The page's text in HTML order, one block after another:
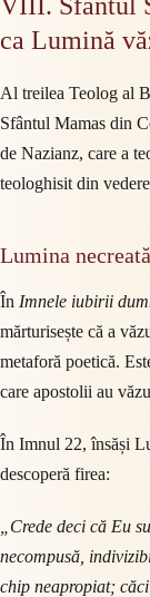
ca Lumină
Al treilea Teolog al
Sfântul Mamas din
de Nazianz, care a
teologhisit din
Lumina
În Imnele iubirii
mărturisește că a
metaforă poetică.
care apostolii au
În Imnul 22, însăși
descoperă firea:
„Crede deci că Eu
necompusă,
chip neapropiat;